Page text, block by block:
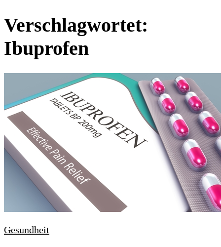
Verschlagwortet:
Ibuprofen
Gesundheit